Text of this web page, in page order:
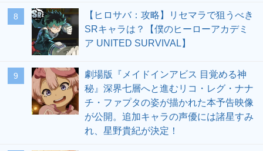
8
【ヒロサバ：攻略】リセマラで狙うべき
SRキャラは？【僕のヒーローアカデミ
ア UNITED SURVIVAL】
9
劇場版『メイドインアビス 目覚める神
秘』深界七層へと進むリコ・レグ・ナナ
チ・ファプタの姿が描かれた本予告映像
が公開。追加キャラの声優には諸星すみ
れ、星野貴紀が決定！